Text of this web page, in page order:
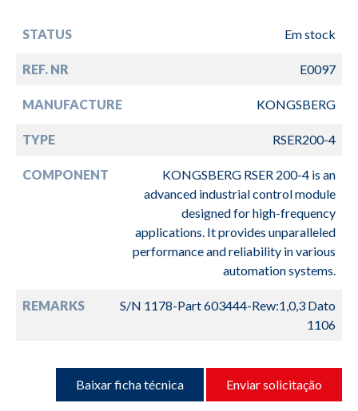
STATUS Em stock
REF. NR E0097
MANUFACTURE KONGSBERG
TYPE RSER200-4
COMPONENT
KONGSBERG RSER 200-4 is an
advanced industrial control module
designed for high-frequency
applications. It provides unparalleled
performance and reliability in various
automation systems.
REMARKS
S/N 1178-Part 603444-Rew:1,0,3 Dato
1106
Baixar ficha técnica Enviar solicitação